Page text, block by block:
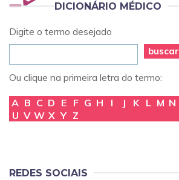
DICIONÁRIO MÉDICO
Digite o termo desejado
buscar
Ou clique na primeira letra do termo:
A B C D E F G H I J K L M N
U V W X Y Z
REDES SOCIAIS